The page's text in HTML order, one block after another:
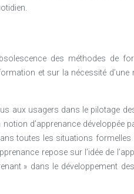
les entreprises pour développer
et les curricula. Les formations
français) permettent
d’un outil qui permet aux
d’enseignement supérieur,
nouvelles technologies,
de compétences
Le développement de la
de classes en alternances
des méthodes de
et sur la nécessité
aux usagers dans le pilotage
d’apprenance développée
toutes les situations
repose sur l’idée de
» dans le développement